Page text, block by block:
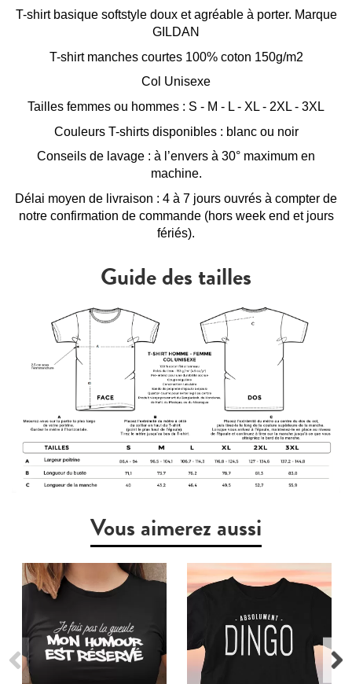
T-shirt basique softstyle doux et agréable à porter. Marque
GILDAN
T-shirt manches courtes 100% coton 150g/m2
Col Unisexe
Tailles femmes ou hommes : S - M - L - XL - 2XL - 3XL
Couleurs T-shirts disponibles : blanc ou noir
Conseils de lavage : à l’envers à 30° maximum en
machine.
Délai moyen de livraison : 4 à 7 jours ouvrés à compter de
notre confirmation de commande (hors week end et jours
fériés).
Guide des tailles
Vous aimerez aussi